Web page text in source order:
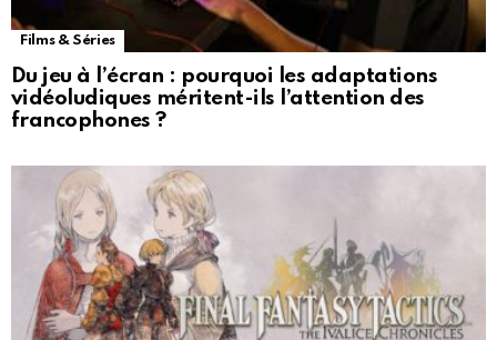
Films & Séries
Du jeu à l’écran : pourquoi les adaptations
vidéoludiques méritent-ils l’attention des
francophones ?